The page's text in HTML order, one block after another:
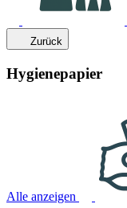
Zurück
Hygienepapier
Alle anzeigen